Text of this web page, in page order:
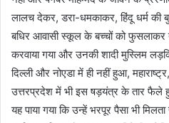
लालच देकर, डरा-धमकाकर, हिंदू धर्म की
बधिर आवासी स्कूल के बच्चों को फुसलाकर
करवाया गया और उनकी शादी मुस्लिम
दिल्ली और नोएडा में ही नहीं हुआ,
उत्तरप्रदेश में भी इस षड़यंत्र के तार फैले
यह पाया गया कि उन्हें भरपूर पैसा भी